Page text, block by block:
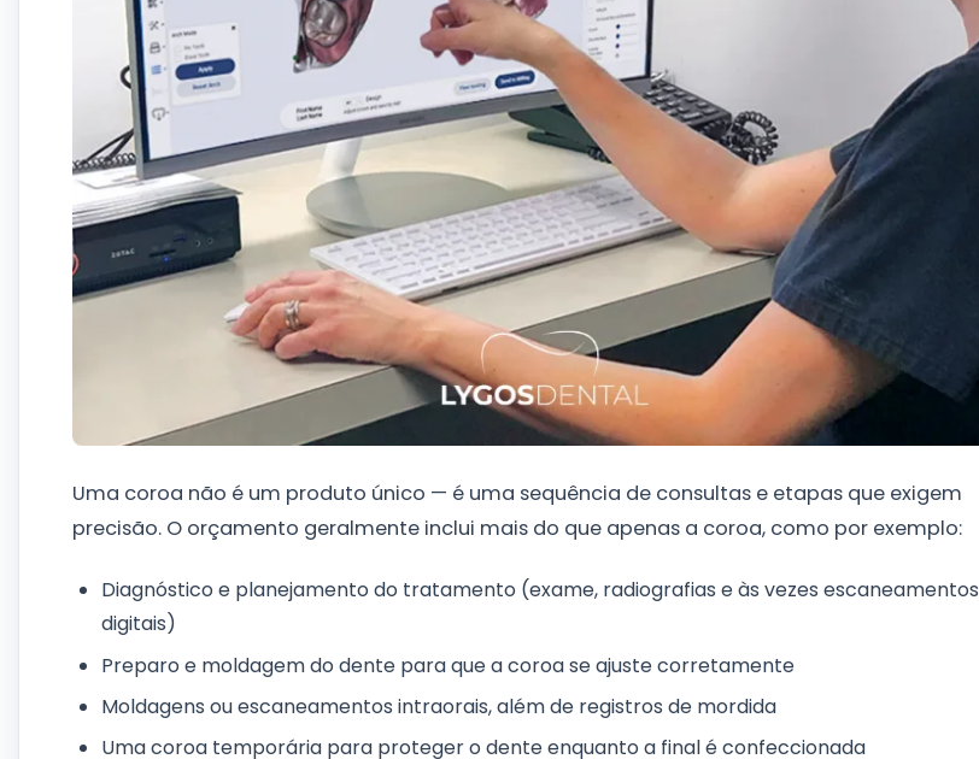
Uma coroa não é um produto único — é uma sequência de consultas e etapas que exigem
precisão. O orçamento geralmente inclui mais do que apenas a coroa, como por exemplo:
Diagnóstico e planejamento do tratamento (exame, radiografias e às vezes escaneamentos
digitais)
Preparo e moldagem do dente para que a coroa se ajuste corretamente
Moldagens ou escaneamentos intraorais, além de registros de mordida
Uma coroa temporária para proteger o dente enquanto a final é confeccionada